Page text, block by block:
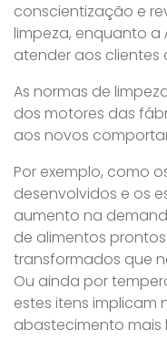
conscientização e
limpeza, enquanto a
atender aos clientes
As normas de
dos motores das
aos novos
Por exemplo, como
desenvolvidos e os
aumento na
de alimentos
transformados que
Ou ainda por
estes itens implicam
abastecimento mais